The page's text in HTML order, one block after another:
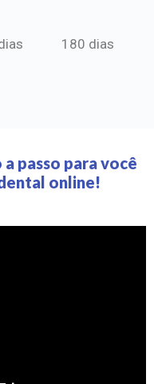
180 dias
passo para você
online!